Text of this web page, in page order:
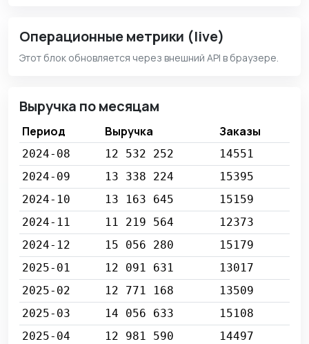
Операционные метрики (live)
Этот блок обновляется через внешний API в браузере.
Выручка по месяцам
Период Выручка Заказы
2024-08 12 532 252
14551
2024-09
13 338 224
15395
2024-10
13 163 645
15159
2024-11
11 219 564
12373
2024-12
15 056 280
15179
2025-01
12 091 631
13017
2025-02
12 771 168
13509
2025-03
14 056 633
15108
2025-04
12 981 590
14497